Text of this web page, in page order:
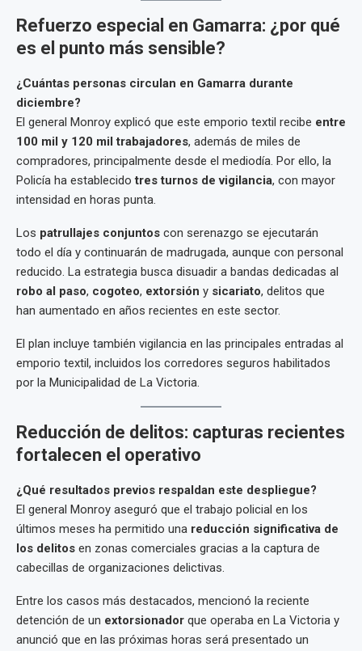
Refuerzo especial en Gamarra: ¿por qué
es el punto más sensible?
¿Cuántas personas circulan en Gamarra durante
diciembre?
El general Monroy explicó que este emporio textil recibe entre
100 mil y 120 mil trabajadores, además de miles de
compradores, principalmente desde el mediodía. Por ello, la
Policía ha establecidotres turnos de vigilancia, con mayor
intensidad en horas punta.
Los patrullajes conjuntos con serenazgo se ejecutarán
todo el día y continuarán de madrugada, aunque con personal
reducido. La estrategia busca disuadir a bandas dedicadas al
robo al paso, cogoteo, extorsión y sicariato, delitos que
han aumentado en años recientes en este sector.
El plan incluye también vigilancia en las principales entradas al
emporio textil, incluidos los corredores seguros habilitados
por la Municipalidad de La Victoria.
Reducción de delitos: capturas recientes
fortalecen el operativo
¿Qué resultados previos respaldan este despliegue?
El general Monroy aseguró que el trabajo policial en los
últimos meses ha permitido una reducción significativa de
los delitos en zonas comerciales gracias a la captura de
cabecillas de organizaciones delictivas.
Entre los casos más destacados, mencionó la reciente
detención de un extorsionador que operaba en La Victoria y
anunció que en las próximas horas será presentado un